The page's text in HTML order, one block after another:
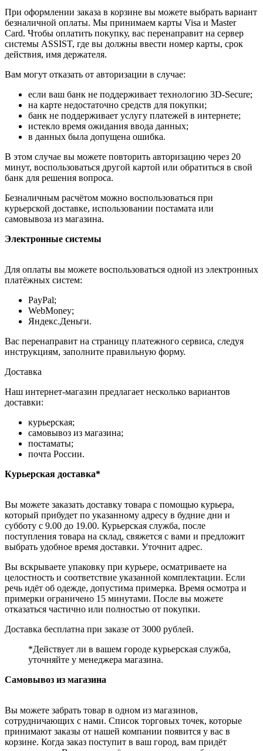
При оформлении заказа в корзине вы можете выбрать вариант
безналичной оплаты. Мы принимаем карты Visa и Master
Card. Чтобы оплатить покупку, вас перенаправит на сервер
системы ASSIST, где вы должны ввести номер карты, срок
действия, имя держателя.
Вам могут отказать от авторизации в случае:
если ваш банк не поддерживает технологию 3D-Secure;
на карте недостаточно средств для покупки;
банк не поддерживает услугу платежей в интернете;
истекло время ожидания ввода данных;
в данных была допущена ошибка.
В этом случае вы можете повторить авторизацию через 20
минут, воспользоваться другой картой или обратиться в свой
банк для решения вопроса.
Безналичным расчётом можно воспользоваться при
курьерской доставке, использовании постамата или
самовывоза из магазина.
Электронные системы
Для оплаты вы можете воспользоваться одной из электронных
платёжных систем:
PayPal;
WebMoney;
Яндекс.Деньги.
Вас перенаправит на страницу платежного сервиса, следуя
инструкциям, заполните правильную форму.
Доставка
Наш интернет-магазин предлагает несколько вариантов
доставки:
курьерская;
самовывоз из магазина;
постаматы;
почта России.
Курьерская доставка*
Вы можете заказать доставку товара с помощью курьера,
который прибудет по указанному адресу в будние дни и
субботу с 9.00 до 19.00. Курьерская служба, после
поступления товара на склад, свяжется с вами и предложит
выбрать удобное время доставки. Уточнит адрес.
Вы вскрываете упаковку при курьере, осматриваете на
целостность и соответствие указанной комплектации. Если
речь идёт об одежде, допустима примерка. Время осмотра и
примерки ограничено 15 минутами. После вы можете
отказаться частично или полностью от покупки.
Доставка бесплатна при заказе от 3000 рублей.
*Действует ли в вашем городе курьерская служба,
уточняйте у менеджера магазина.
Самовывоз из магазина
Вы можете забрать товар в одном из магазинов,
сотрудничающих с нами. Список торговых точек, которые
принимают заказы от нашей компании появится у вас в
корзине. Когда заказ поступит в ваш город, вам придёт